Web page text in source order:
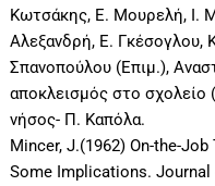
Κωτσάκης, Ε. Μουρελή, Ι.
Αλεξανδρή, Ε. Γκέσογλου,
Σπανοπούλου (Επιμ.),
αποκλεισμός στο σχολείο
νήσος- Π. Καπόλα.
Mincer, J.(1962) On-the-
Some Implications.